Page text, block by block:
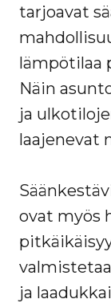
tarjoavat
lämpötilaa
Näin
ja
laajenevat
ovat myös
ja